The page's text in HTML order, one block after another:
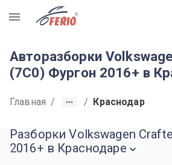
R
Авторазборки
(7C0) Фургон 2016+ в
Главная / / Краснодар
Разборки Volkswagen
2016+ в Краснодаре